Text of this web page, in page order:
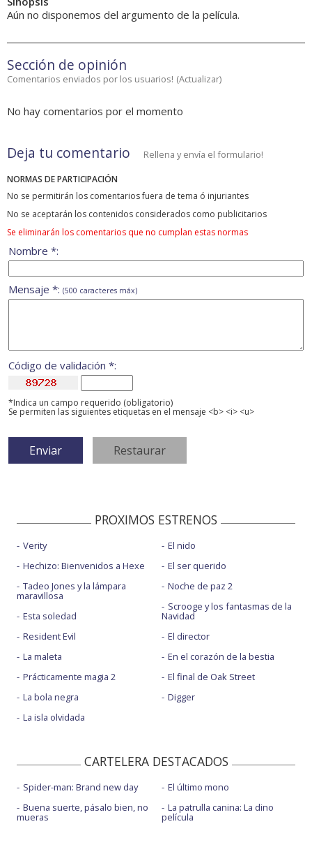
Aún no disponemos del argumento de la película.
Sección de opinión
Comentarios enviados por los usuarios! (Actualizar)
No hay comentarios por el momento
Deja tu comentario Rellena y envía el formulario!
NORMAS DE PARTICIPACIÓN
No se permitirán los comentarios fuera de tema ó injuriantes
No se aceptarán los contenidos considerados como publicitarios
Se eliminarán los comentarios que no cumplan estas normas
Nombre *:
Mensaje *: (500 caracteres máx)
Código de validación *:
*Indica un campo requerido (obligatorio)
Se permiten las siguientes etiquetas en el mensaje <b> <i> <u>
PROXIMOS ESTRENOS
Verity
Hechizo: Bienvenidos a Hexe
Tadeo Jones y la lámpara
maravillosa
Esta soledad
Resident Evil
La maleta
Prácticamente magia 2
La bola negra
La isla olvidada
El nido
El ser querido
Noche de paz 2
Scrooge y los fantasmas de la
Navidad
El director
En el corazón de la bestia
El final de Oak Street
Digger
CARTELERA DESTACADOS
Spider-man: Brand new day
Buena suerte, pásalo bien, no
mueras
El último mono
La patrulla canina: La dino
película